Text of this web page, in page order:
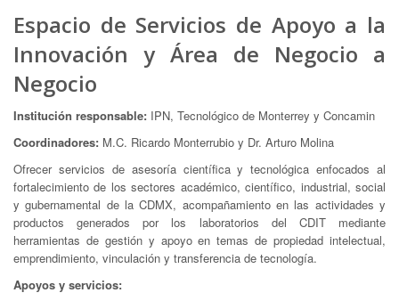
Espacio de Servicios de Apoyo a la
Innovación y Área de Negocio a
Negocio
Institución responsable: IPN, Tecnológico de Monterrey y Concamin
Coordinadores: M.C. Ricardo Monterrubio y Dr. Arturo Molina
Ofrecer servicios de asesoría científica y tecnológica enfocados al
fortalecimiento de los sectores académico, científico, industrial, social
y gubernamental de la CDMX, acompañamiento en las actividades y
productos generados por los laboratorios del CDIT mediante
herramientas de gestión y apoyo en temas de propiedad intelectual,
emprendimiento, vinculación y transferencia de tecnología.
Apoyos y servicios: